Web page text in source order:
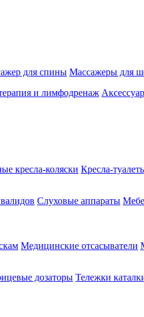
для спины Массажеры для
и лимфодренаж
кресла-коляски Кресла-
Слуховые аппараты
Медицинские отсасыватели
дозаторы Тележки